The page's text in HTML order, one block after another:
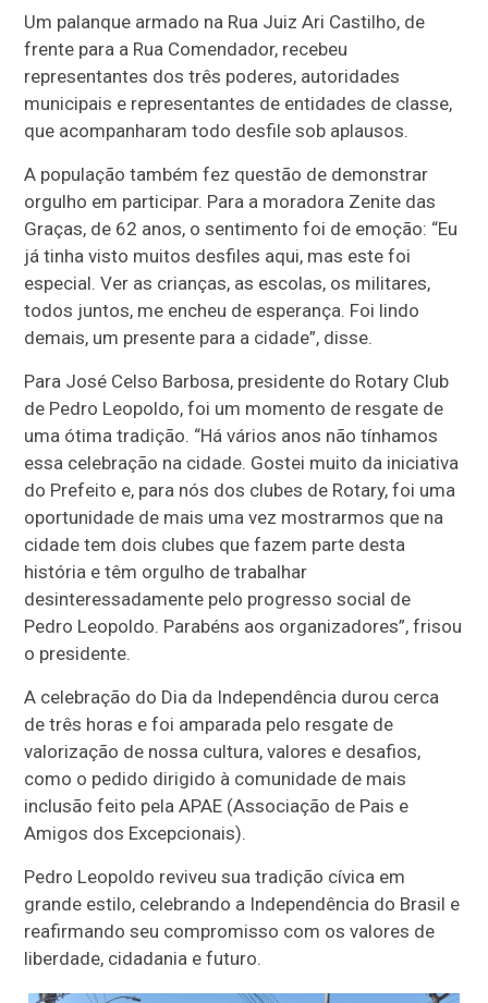
Um palanque armado na Rua Juiz Ari Castilho, de
frente para a Rua Comendador, recebeu
representantes dos três poderes, autoridades
municipais e representantes de entidades de classe,
que acompanharam todo desfile sob aplausos.
A população também fez questão de demonstrar
orgulho em participar. Para a moradora Zenite das
Graças, de 62 anos, o sentimento foi de emoção: “Eu
já tinha visto muitos desfiles aqui, mas este foi
especial. Ver as crianças, as escolas, os militares,
todos juntos, me encheu de esperança. Foi lindo
demais, um presente para a cidade”, disse.
Para José Celso Barbosa, presidente do Rotary Club
de Pedro Leopoldo, foi um momento de resgate de
uma ótima tradição. “Há vários anos não tínhamos
essa celebração na cidade. Gostei muito da iniciativa
do Prefeito e, para nós dos clubes de Rotary, foi uma
oportunidade de mais uma vez mostrarmos que na
cidade tem dois clubes que fazem parte desta
história e têm orgulho de trabalhar
desinteressadamente pelo progresso social de
Pedro Leopoldo. Parabéns aos organizadores”, frisou
o presidente.
A celebração do Dia da Independência durou cerca
de três horas e foi amparada pelo resgate de
valorização de nossa cultura, valores e desafios,
como o pedido dirigido à comunidade de mais
inclusão feito pela APAE (Associação de Pais e
Amigos dos Excepcionais).
Pedro Leopoldo reviveu sua tradição cívica em
grande estilo, celebrando a Independência do Brasil e
reafirmando seu compromisso com os valores de
liberdade, cidadania e futuro.